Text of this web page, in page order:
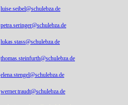
luise.seibel@schulebza.de
petra.seringer@schulebza.de
lukas.stass@schulebza.de
thomas.steinfurth@schulebza.de
elena.stengel@schulebza.de
werner.traudt@schulebza.de